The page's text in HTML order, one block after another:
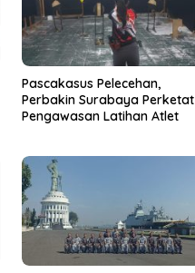
Pascakasus Pelecehan,
Perbakin Surabaya Perketat
Pengawasan Latihan Atlet